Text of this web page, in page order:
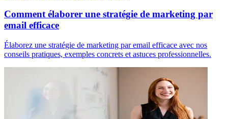
Comment élaborer une stratégie de marketing par
email efficace
Élaborez une stratégie de marketing par email efficace avec nos
conseils pratiques, exemples concrets et astuces professionnelles.